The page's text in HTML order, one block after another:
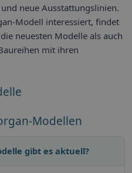
neue Ausstattungslinien.
Modell interessiert, findet
neuesten Modelle als auch
mit ihren
Modellen
gibt es aktuell?